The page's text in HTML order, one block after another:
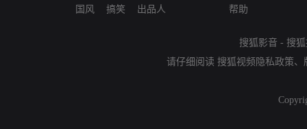
国风
搞笑
出品人
帮助
搜狐影音 - 搜
请仔细阅读 搜狐视频隐私政策、